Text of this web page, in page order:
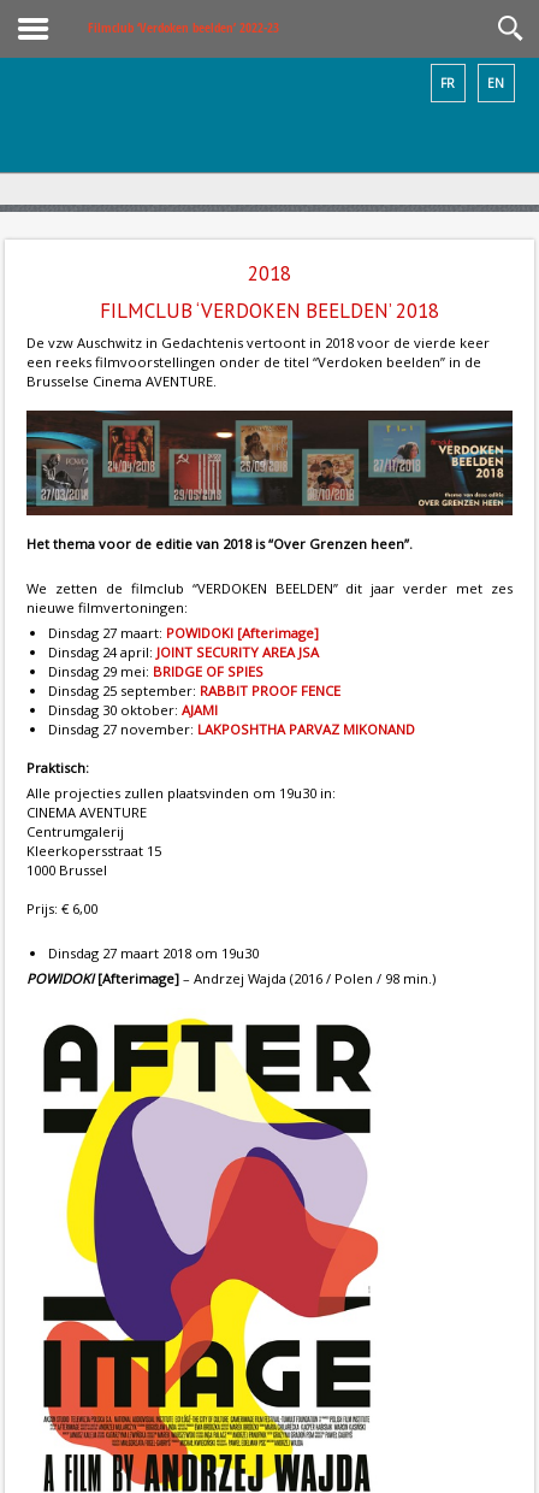
Filmclub ‘Verdoken beelden’ 2022-23
EN
FR
2018
FILMCLUB ‘VERDOKEN BEELDEN’ 2018
De vzw Auschwitz in Gedachtenis vertoont in 2018 voor de vierde keer
een reeks filmvoorstellingen onder de titel “Verdoken beelden” in de
Brusselse Cinema AVENTURE.
Het thema voor de editie van 2018 is “Over Grenzen heen”.
We zetten de filmclub “VERDOKEN BEELDEN” dit jaar verder met zes
nieuwe filmvertoningen:
Dinsdag 27 maart: POWIDOKI [Afterimage]
Dinsdag 24 april: JOINT SECURITY AREA JSA
Dinsdag 29 mei: BRIDGE OF SPIES
Dinsdag 25 september: RABBIT PROOF FENCE
Dinsdag 30 oktober: AJAMI
Dinsdag 27 november: LAKPOSHTHA PARVAZ MIKONAND
Praktisch:
Alle projecties zullen plaatsvinden om 19u30 in:
CINEMA AVENTURE
Centrumgalerij
Kleerkopersstraat 15
1000 Brussel
Prijs: € 6,00
Dinsdag 27 maart 2018 om 19u30
POWIDOKI[Afterimage] – Andrzej Wajda (2016 / Polen / 98 min.)